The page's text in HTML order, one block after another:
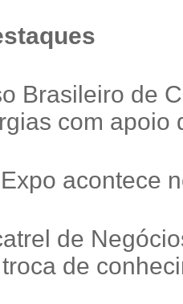
Brasileiro de
com apoio
acontece
de
de